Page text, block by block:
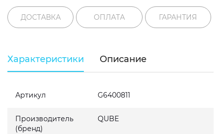
ДОСТАВКА ОПЛАТА ГАРАНТИЯ
Характеристики Описание
Артикул G6400811
Производитель
(бренд)
QUBE